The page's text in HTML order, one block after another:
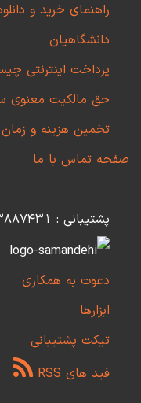
راهنمای خرید و
دانشگاهیان
پرداخت اینترنتی
حق مالکیت معنوی
تخمین هزینه و
صفحه تماس با ما
پشتیبانی : 09393887431
دعوت به همکاری
ابزارها
تیکت پشتیبانی
فید های RSS